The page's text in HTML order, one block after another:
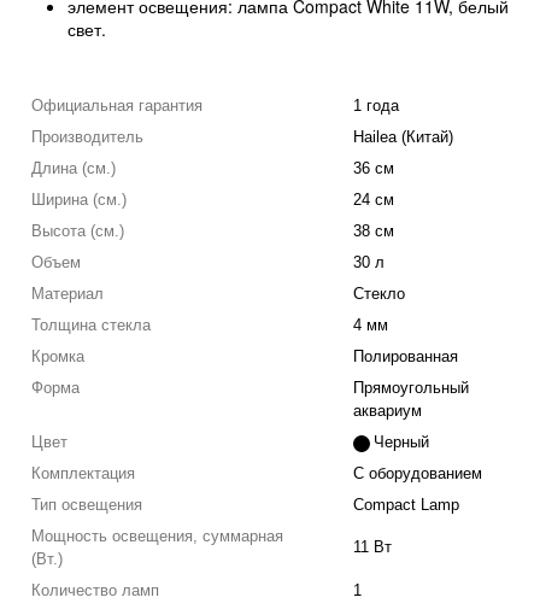
элемент освещения: лампа Compact White 11W, белый
свет.
Официальная гарантия
1 года
Производитель
Hailea (Китай)
Длина (см.)
36 см
Ширина (см.)
24 см
Высота (см.)
38 см
Объем
30 л
Материал
Стекло
Толщина стекла
4 мм
Кромка
Полированная
Форма
Прямоугольный
аквариум
Цвет
Черный
Комплектация
С оборудованием
Тип освещения
Compact Lamp
Мощность освещения, суммарная
(Вт.)
11 Вт
Количество ламп 1